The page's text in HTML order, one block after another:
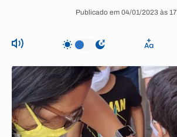
Publicado em 04/01/2023 às